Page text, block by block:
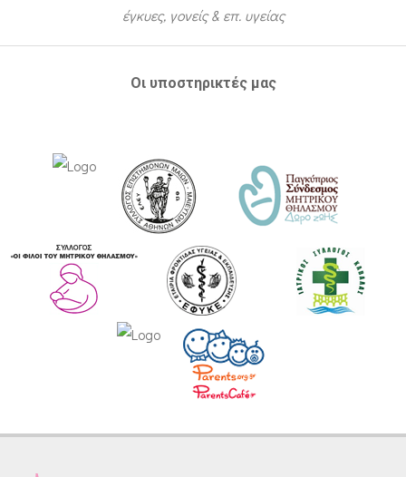
έγκυες, γονείς & επ. υγείας
Οι υποστηρικτές μας